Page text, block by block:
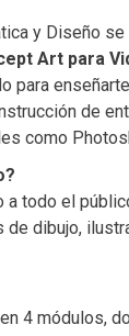
y Diseño
Art para
para
de
como
a todo el
dibujo,
4 módulos,